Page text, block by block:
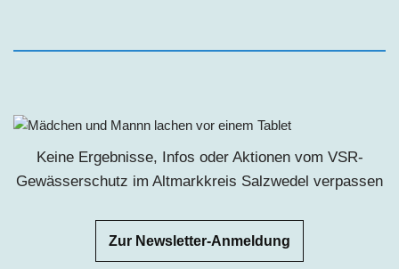
Keine Ergebnisse, Infos oder Aktionen vom VSR-
Gewässerschutz im Altmarkkreis Salzwedel verpassen
Zur Newsletter-Anmeldung